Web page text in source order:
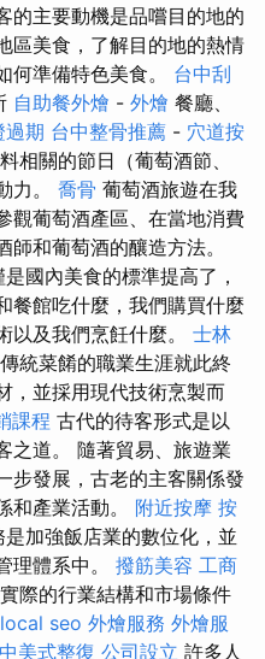
的主要動機是品嚐目的地的
區美食，了解目的地的熱情
何準備特色美食。 台中刮
自助餐外燴 - 外燴 餐廳、
過期 台中整骨推薦 - 穴道按
相關的節日（葡萄酒節、
力。 喬骨 葡萄酒旅遊在我
觀葡萄酒產區、在當地消費
和葡萄酒的釀造方法。
國內美食的標準提高了，
餐館吃什麼，我們購買什麼
以及我們烹飪什麼。 士林
統菜餚的職業生涯就此終
，並採用現代技術烹製而
課程 古代的待客形式是以
之道。 隨著貿易、旅遊業
步發展，古老的主客關係發
和產業活動。 附近按摩 按
加強飯店業的數位化，並
理體系中。 撥筋美容 工商
際的行業結構和市場條件
local seo 外燴服務 外燴服
美式整復 公司設立 許多人